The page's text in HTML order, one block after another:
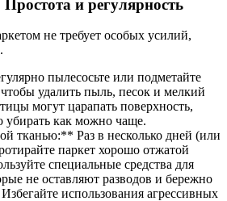
и регулярность
не требует особых усилий,
пылесосьте или подметайте
удалить пыль, песок и мелкий
могут царапать поверхность,
убирать как можно чаще.
тканью:** Раз в несколько дней (или
паркет хорошо отжатой
специальные средства для
не оставляют разводов и бережно
использования агрессивных